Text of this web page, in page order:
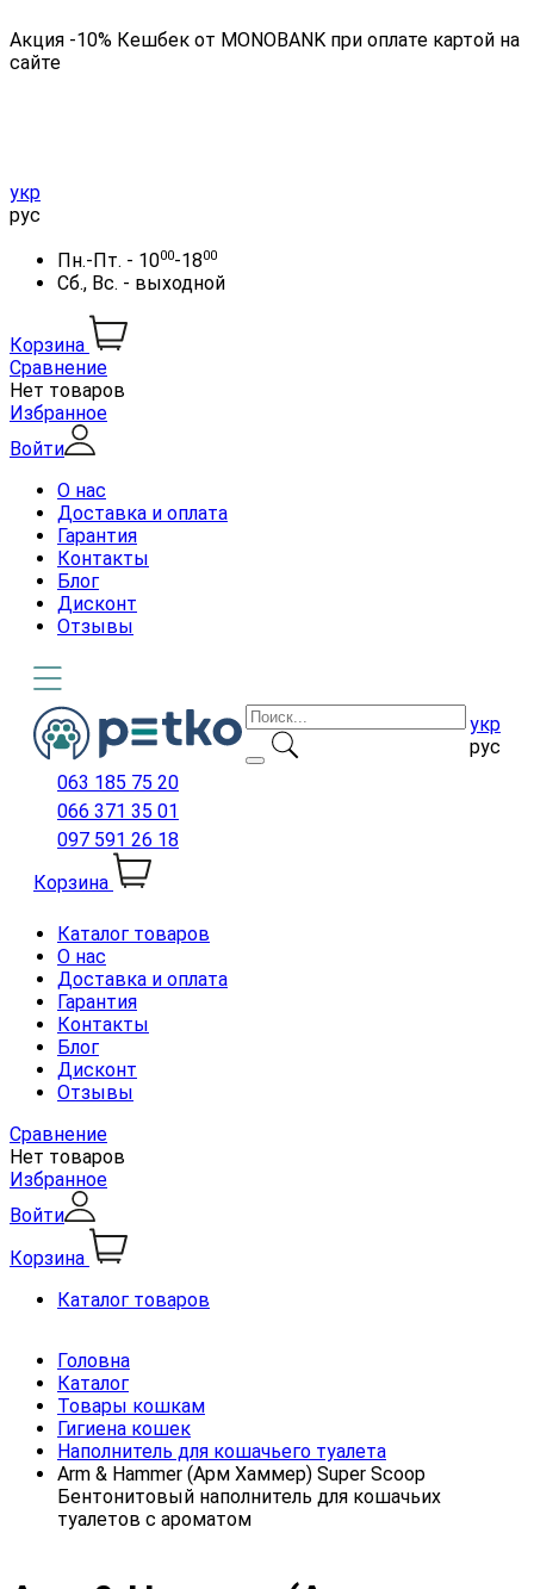
Акция -10% Кешбек от MONOBANK при оплате картой на
сайте
укр
рус
Пн.-Пт. - 1000-1800
Сб., Вс. - выходной
Корзина
Сравнение
Нет товаров
Избранное
Войти
О нас
Доставка и оплата
Гарантия
Контакты
Блог
Дисконт
Отзывы
укр
рус
063 185 75 20
066 371 35 01
097 591 26 18
Корзина
Каталог товаров
О нас
Доставка и оплата
Гарантия
Контакты
Блог
Дисконт
Отзывы
Сравнение
Нет товаров
Избранное
Войти
Корзина
Каталог товаров
Головна
Каталог
Товары кошкам
Гигиена кошек
Наполнитель для кошачьего туалета
Arm & Hammer (Арм Хаммер) Super Scoop
Бентонитовый наполнитель для кошачьих
туалетов с ароматом